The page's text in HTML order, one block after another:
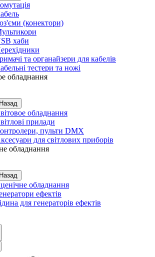
(конектори)
хаби
та органайзери для кабелів
тестери та ножі
обладнання
Назад
обладнання
прилади
пульти DMX
для світлових приборів
обладнання
Назад
обладнання
ефектів
для генераторів ефектів